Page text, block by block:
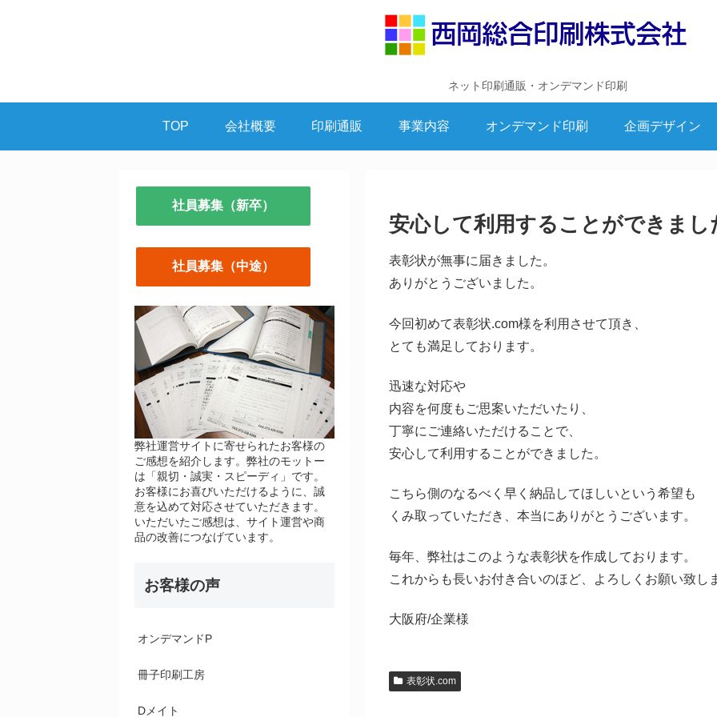
ネット印刷通販・オンデマンド印刷
TOP 会社概要 印刷通販 事業内容 オンデマンド印刷 企画デザイン
安心して利用することができまし
表彰状が無事に届きました。
ありがとうございました。
今回初めて表彰状.com様を利用させて頂き、
とても満足しております。
迅速な対応や
内容を何度もご思案いただいたり、
丁寧にご連絡いただけることで、
安心して利用することができました。
こちら側のなるべく早く納品してほしいという希望も
くみ取っていただき、本当にありがとうございます。
毎年、弊社はこのような表彰状を作成しております。
これからも長いお付き合いのほど、よろしくお願い致し
大阪府/企業様
表彰状.com
社員募集（新卒）
社員募集（中途）
弊社運営サイトに寄せられたお客様の
ご感想を紹介します。弊社のモットー
は「親切・誠実・スピーディ」です。
お客様にお喜びいただけるように、誠
意を込めて対応させていただきます。
いただいたご感想は、サイト運営や商
品の改善につなげています。
お客様の声
オンデマンドP
冊子印刷工房
Dメイト